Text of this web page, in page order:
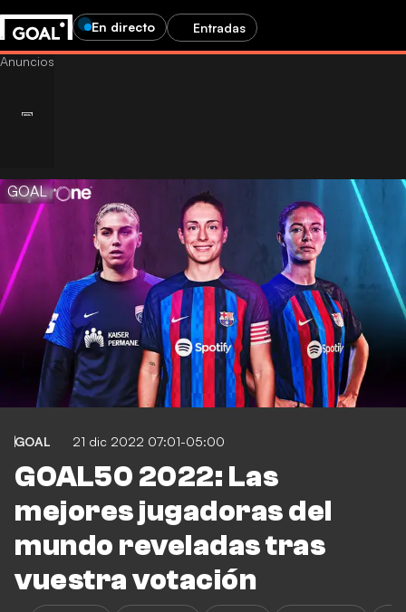
En directo Entradas
GOAL
GOAL 21 dic 2022 07:01-05:00
GOAL50 2022: Las
mejores jugadoras del
mundo reveladas tras
vuestra votación